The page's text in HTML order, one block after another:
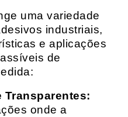
uma variedade
industriais,
e aplicações
de
Transparentes:
onde a